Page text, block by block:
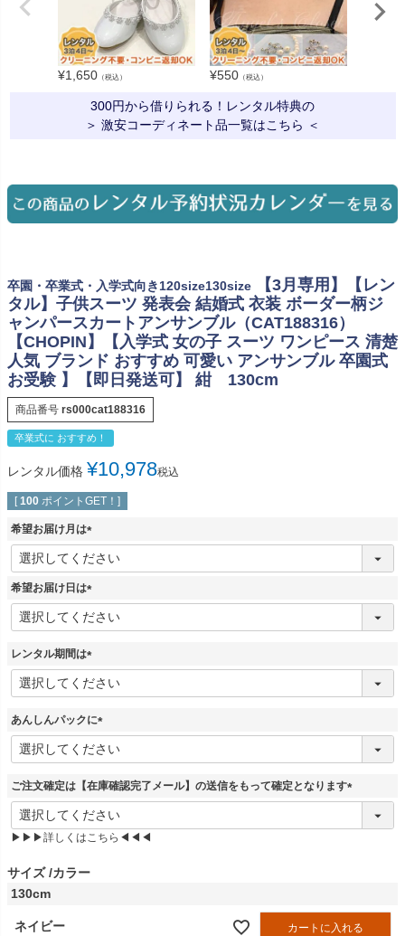
¥1,650 （税込） ¥550 （税込）
300円から借りられる！レンタル特典の
＞ 激安コーディネート品一覧はこちら ＜
卒園・卒業式・入学式向き120size130size
【3月専用】【レン
タル】子供スーツ 発表会 結婚式 衣装 ボーダー柄ジ
ャンパースカートアンサンブル（CAT188316）
【CHOPIN】【入学式 女の子 スーツ ワンピース 清楚
人気 ブランド おすすめ 可愛い アンサンブル 卒園式
お受験 】【即日発送可】 紺 130cm
商品番号 rs000cat188316
卒業式に おすすめ！
レンタル価格 ¥10,978税込
[ 100 ポイントGET！]
希望お届け月は
(
必
希望お届け日は
(
必
)
レンタル期間は
(
必
)
あんしんパックに
(
必
)
ご注文確定は【在庫確認完了メール】の送信をもって確定となります
(
▶▶▶詳しくはこちら◀◀◀
サイズ カラー
130cm
ネイビー カートに入れる